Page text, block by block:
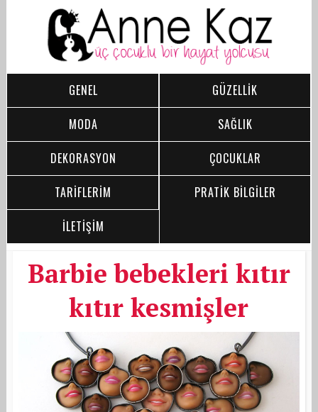
GENEL
GÜZELLİK
MODA
SAĞLIK
DEKORASYON
ÇOCUKLAR
TARİFLERİM
PRATİK BİLGİLER
İLETİŞİM
Barbie bebekleri kıtır
kıtır kesmişler